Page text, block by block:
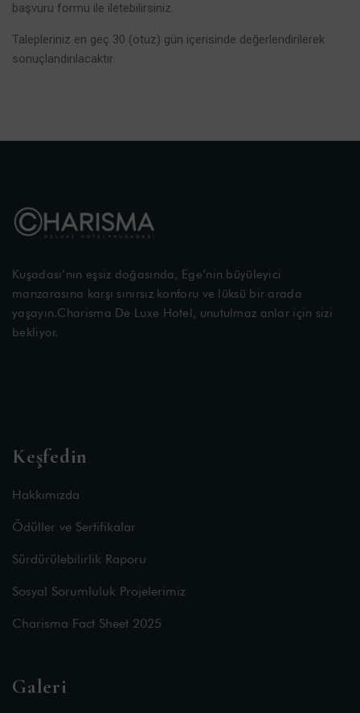
başvuru formu ile iletebilirsiniz.
Talepleriniz en geç 30 (otuz) gün içerisinde değerlendirilerek
sonuçlandırılacaktır.
Kuşadası’nın eşsiz doğasında, Ege’nin büyüleyici
manzarasına karşı sınırsız konforu ve lüksü bir arada
yaşayın.Charisma De Luxe Hotel, unutulmaz anlar için sizi
bekliyor.
Keşfedin
Hakkımızda
Ödüller ve Sertifikalar
Sürdürülebilirlik Raporu
Sosyal Sorumluluk Projelerimiz
Charisma Fact Sheet 2025
Galeri